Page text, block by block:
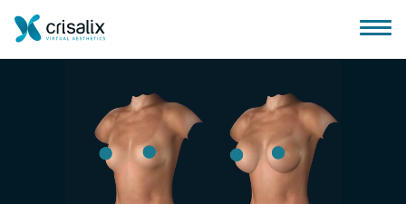
Startseite für Chirurgen